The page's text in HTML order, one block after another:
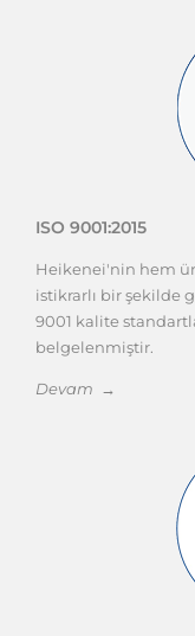
ISO 9001:2015
Heikenei'nin hem
istikrarlı bir şekilde
9001 kalite
belgelenmiştir.
Devam →